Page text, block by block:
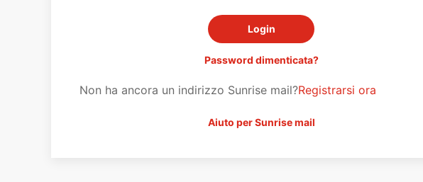
Password dimenticata?
Non ha ancora un indirizzo Sunrise mail?Registrarsi ora
Aiuto per Sunrise mail